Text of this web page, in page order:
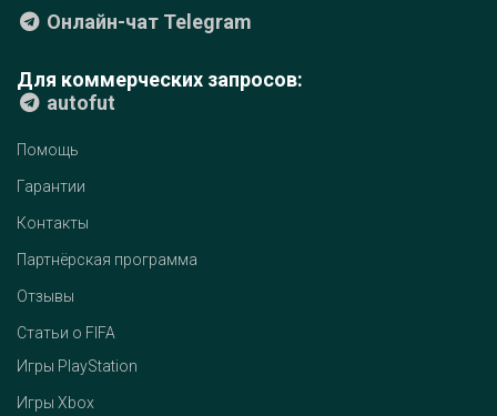
Онлайн-чат Telegram
Для коммерческих запросов:
autofut
Помощь
Гарантии
Контакты
Партнёрская программа
Отзывы
Статьи о FIFA
Игры PlayStation
Игры Xbox